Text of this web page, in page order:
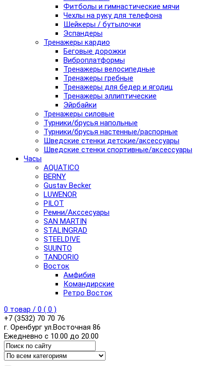
Фитболы и гимнастические мячи
Чехлы на руку для телефона
Шейкеры / бутылочки
Эспандеры
Тренажеры кардио
Беговые дорожки
Виброплатформы
Тренажеры велосипедные
Тренажеры гребные
Тренажеры для бедер и ягодиц
Тренажеры эллиптические
Эйрбайки
Тренажеры силовые
Турники/брусья напольные
Турники/брусья настенные/распорные
Шведские стенки детские/аксессуары
Шведские стенки спортивные/аксессуары
Часы
AQUATICO
BERNY
Gustav Becker
LUWENOR
PILOT
Pемни/Акссесуары
SAN MARTIN
STALINGRAD
STEELDIVE
SUUNTO
TANDORIO
Восток
Амфибия
Командирские
Ретро Восток
0 товар / 0 ( 0 )
+7 (3532) 70 70 76
г. Оренбург ул.Восточная 86
Ежедневно с 10.00 до 20.00